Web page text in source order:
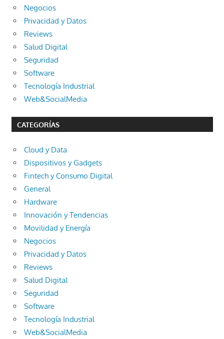
Negocios
Privacidad y Datos
Reviews
Salud Digital
Seguridad
Software
Tecnología Industrial
Web&SocialMedia
CATEGORÍAS
Cloud y Data
Dispositivos y Gadgets
Fintech y Consumo Digital
General
Hardware
Innovación y Tendencias
Movilidad y Energía
Negocios
Privacidad y Datos
Reviews
Salud Digital
Seguridad
Software
Tecnología Industrial
Web&SocialMedia